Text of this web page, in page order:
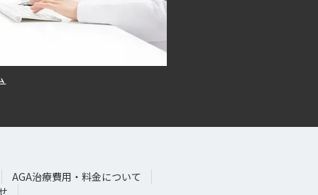
AGA治療費用・料金について